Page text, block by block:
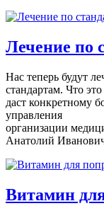
Лечение по
Нас теперь будут
стандартам. Что это
даст конкретному
управления
организации
Анатолий
Витамин